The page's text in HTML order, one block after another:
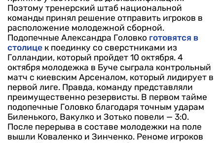
Поэтому тренерский штаб национальной
команды принял решение отправить игроков в
расположение молодежной сборной.
Подопечные Александра Головко готовятся в
столице к поединку со сверстниками из
Голландии, который пройдет 10 октября. 4
октября молодежка в Буче сыграла контрольный
матч с киевским Арсеналом, который лидирует в
первой лиге. Правда, команду представляли
преимущественно резервисты. В первом тайме
подопечные Головко благодаря точным ударам
Биленького, Вакулко и Зотько повели — 3:0.
После перерыва в составе молодежки на поле
вышли Коваленко и Зинченко. Реноме игроков